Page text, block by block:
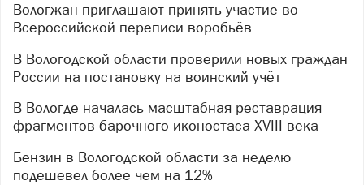
Вологжан приглашают принять участие во
Всероссийской переписи воробьёв
В Вологодской области проверили новых граждан
России на постановку на воинский учёт
В Вологде началась масштабная реставрация
фрагментов барочного иконостаса XVIII века
Бензин в Вологодской области за неделю
подешевел более чем на 12%